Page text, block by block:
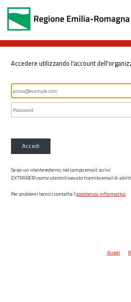
Accedere utilizzando l'account
Accedi
Se sei un utente esterno, nel campo email, scrivi
EXTRARER\nome utente(ricevuto tramite email di
Per problemi tecnici contatta l’assistenza informatica.
Accedi